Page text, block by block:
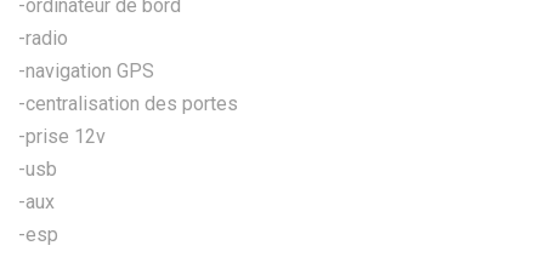
-ordinateur de bord
-radio
-navigation GPS
-centralisation des portes
-prise 12v
-usb
-aux
-esp